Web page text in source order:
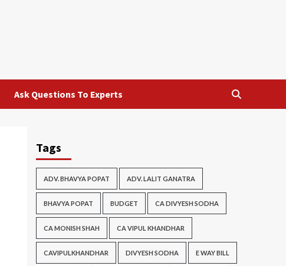
Ask Questions To Experts
Tags
ADV. BHAVYA POPAT ADV. LALIT GANATRA
BHAVYA POPAT BUDGET CA DIVYESH SODHA
CA MONISH SHAH CA VIPUL KHANDHAR
CAVIPULKHANDHAR DIVYESH SODHA E WAY BILL